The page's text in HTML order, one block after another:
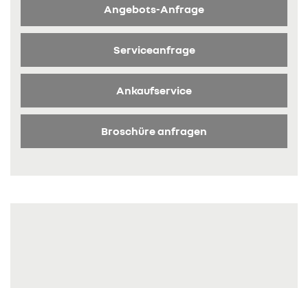
Angebots-Anfrage
Serviceanfrage
Ankaufservice
Broschüre anfragen